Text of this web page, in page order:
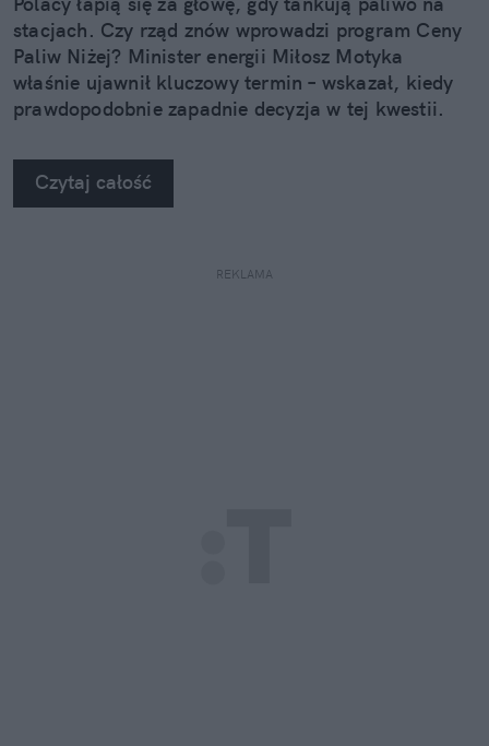
stacjach. Czy rząd znów wprowadzi program Ceny
Paliw Niżej? Minister energii Miłosz Motyka
właśnie ujawnił kluczowy termin – wskazał, kiedy
prawdopodobnie zapadnie decyzja w tej kwestii.
Czytaj całość
REKLAMA